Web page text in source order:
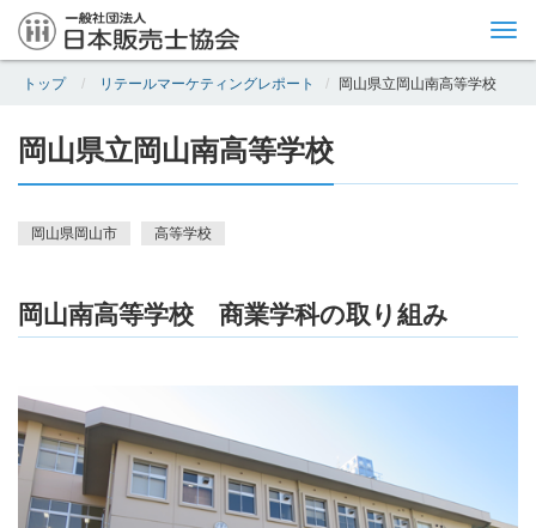
トップ リテールマーケティングレポート 岡山県立岡山南高等学校
岡山県立岡山南高等学校
岡山県岡山市 高等学校
岡山南高等学校 商業学科の取り組み